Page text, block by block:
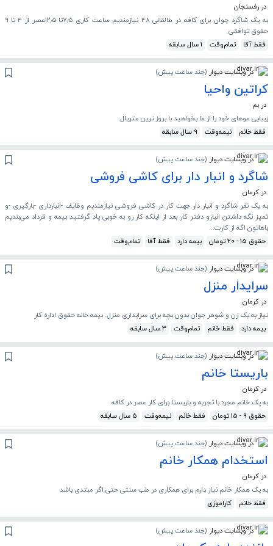
در رفسنجان
به یک شاگرد جوان برای کافه در طالقانی ۴۸ نیازمندیم ساعت کاری ۷٫۵تا ۱۲٫۵عصر از ۴ تا ۹
حقوق توافقی
فقط آقا
تمام‌وقت 1 سال سابقه
در وبسایت دیوار (چند ساعت پیش)
کراتین واحیا
در بم
زیبایی موهای خود را از ما بخواهید با بروز ترین متریال
فقط خانم
نیمه‌وقت 9 سال سابقه
در وبسایت دیوار (چند ساعت پیش)
شاگرد و انبار دار برای کاشی فروشی
در کرمان
به یک نفر شاگرد و انبار دار جهت کار در کاشی فروشی نیازمندیم وظایف -انبارداری -بارگیری -و
تمیز نگه داشتن انبارو دفتر کار بعد از اینکه کار رو به خوبی یاد گرفتید بیمه و قرداد می‌بندیم
باهاتون اگه از کارت...
حقوق 15 - 20 تومان
بیمه دارد فقط آقا تمام‌وقت
در وبسایت دیوار (چند ساعت پیش)
سرایدار منزل
در کرمان
نیاز به یک زن و شوهر جوان بدون بچه برای سرایداری منزل. بیمه خانه حقوق اداره کار
بیمه دارد
فقط خانم تمام‌وقت 3 سال سابقه
در وبسایت دیوار (چند ساعت پیش)
باریستا خانم
در کرمان
به یک خانم مجرد با تجربه و باریستا برای کار عصر در کافه
حقوق 9 - 15 تومان
فقط خانم نیمه‌وقت 5 سال سابقه
در وبسایت دیوار (چند ساعت پیش)
استخدام همکار خانم
در کرمان
به یک همکار خانم نیاز دارم برای همکاری در طب سنتی حتی اگر مبتدی باشد
فقط خانم
کاراموزی
در وبسایت دیوار (چند ساعت پیش)